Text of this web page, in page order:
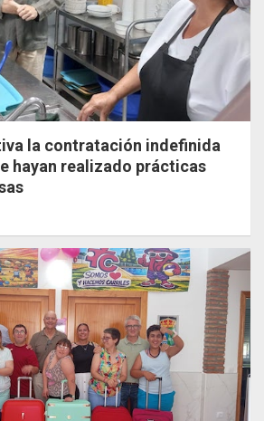
la contratación indefinida
hayan realizado prácticas